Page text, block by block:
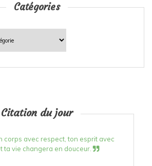
Catégories
Citation du jour
corps avec respect, ton esprit avec
ta vie changera en douceur.